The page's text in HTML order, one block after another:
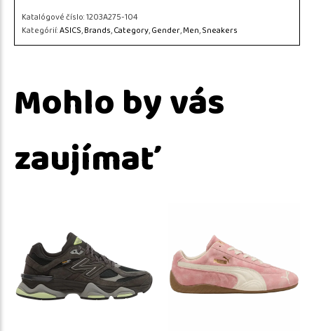
Katalógové číslo:1203A275-104
Kategórií:ASICS,Brands,Category,Gender,Men,Sneakers
Mohlo by vás
zaujímať